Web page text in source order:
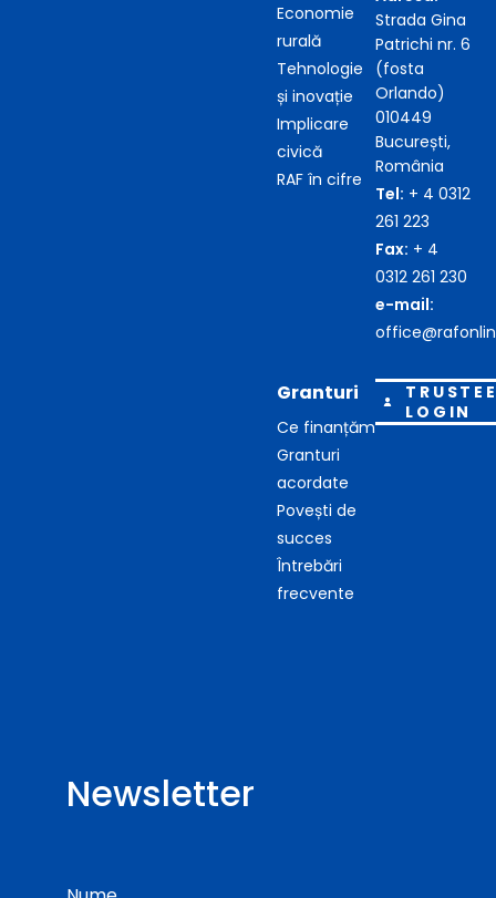
Economie
rurală
Tehnologie
și inovație
Implicare
civică
RAF în cifre
Granturi
Ce finanțăm
Granturi
acordate
Povești de
succes
Întrebări
frecvente
Strada Gina
Patrichi nr. 6
(fosta
Orlando)
010449
București,
România
Tel: + 4 0312
261 223
Fax: + 4
0312 261 230
e-mail:
LOGIN
Newsletter